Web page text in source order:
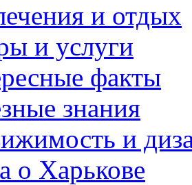
и отдых
и услуги
факты
знания
и
о Харькове